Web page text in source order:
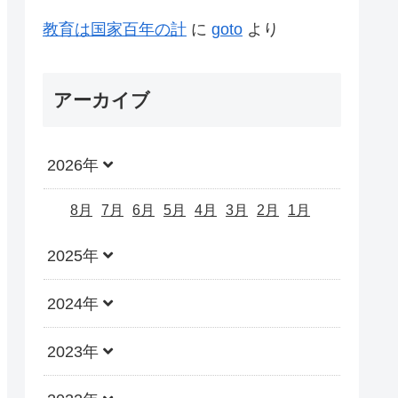
教育は国家百年の計 に goto より
アーカイブ
2026年
8月 7月 6月 5月 4月 3月 2月 1月
2025年
2024年
2023年